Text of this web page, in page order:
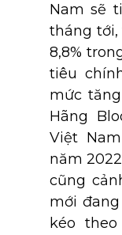
Nam sẽ
tháng tới,
8,8%
tiêu
mức
Hãng
Việt
năm
cũng
mới
kéo